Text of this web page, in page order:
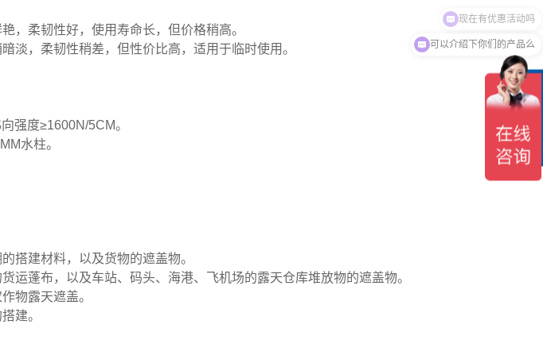
，柔韧性好，使用寿命长，但价格稍高。
淡，柔韧性稍差，但性价比高，适用于临时使用。
强度≥1600N/5CM。
水柱。
搭建材料，以及货物的遮盖物。
运蓬布，以及车站、码头、海港、飞机场的露天仓库堆放物的遮盖物。
物露天遮盖。
建。
在
线
服
可以介绍下你们的产品么